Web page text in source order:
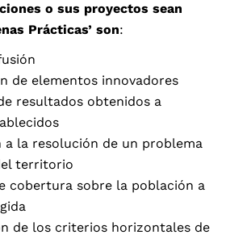
o sus proyectos sean
Prácticas’ son:
de elementos innovadores
resultados obtenidos a
a la resolución de un problema
territorio
cobertura sobre la población a
de los criterios horizontales de